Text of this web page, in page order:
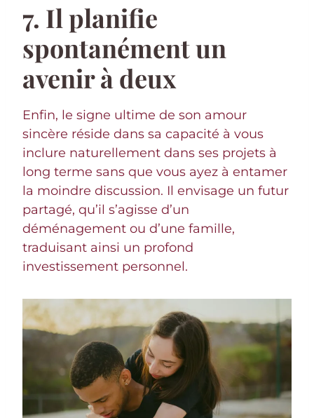
7. Il planifie
spontanément un
avenir à deux
Enfin, le signe ultime de son amour
sincère réside dans sa capacité à vous
inclure naturellement dans ses projets à
long terme sans que vous ayez à entamer
la moindre discussion. Il envisage un futur
partagé, qu’il s’agisse d’un
déménagement ou d’une famille,
traduisant ainsi un profond
investissement personnel.